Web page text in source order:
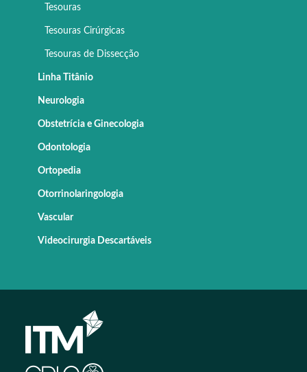
Tesouras
Tesouras Cirúrgicas
Tesouras de Dissecção
Linha Titânio
Neurologia
Obstetrícia e Ginecologia
Odontologia
Ortopedia
Otorrinolaringologia
Vascular
Videocirurgia Descartáveis